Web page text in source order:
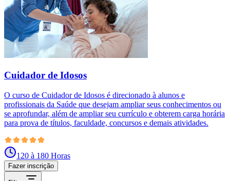
Cuidador de Idosos
O curso de Cuidador de Idosos é direcionado à alunos e
profissionais da Saúde que desejam ampliar seus conhecimentos ou
se aprofundar, além de ampliar seu currículo e obterem carga horária
para prova de títulos, faculdade, concursos e demais atividades.
120 à 180 Horas
Fazer inscrição